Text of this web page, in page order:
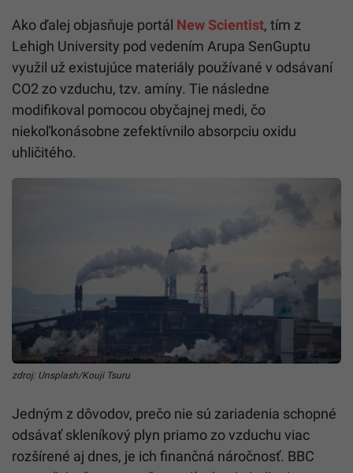
Ako ďalej objasňuje portál New Scientist, tím z
Lehigh University pod vedením Arupa SenGuptu
využil už existujúce materiály používané v odsávaní
CO2 zo vzduchu, tzv. amíny. Tie následne
modifikoval pomocou obyčajnej medi, čo
niekoľkonásobne zefektívnilo absorpciu oxidu
uhličitého.
zdroj: Unsplash/Kouji Tsuru
Jedným z dôvodov, prečo nie sú zariadenia schopné
odsávať skleníkový plyn priamo zo vzduchu viac
rozšírené aj dnes, je ich finančná náročnosť. BBC